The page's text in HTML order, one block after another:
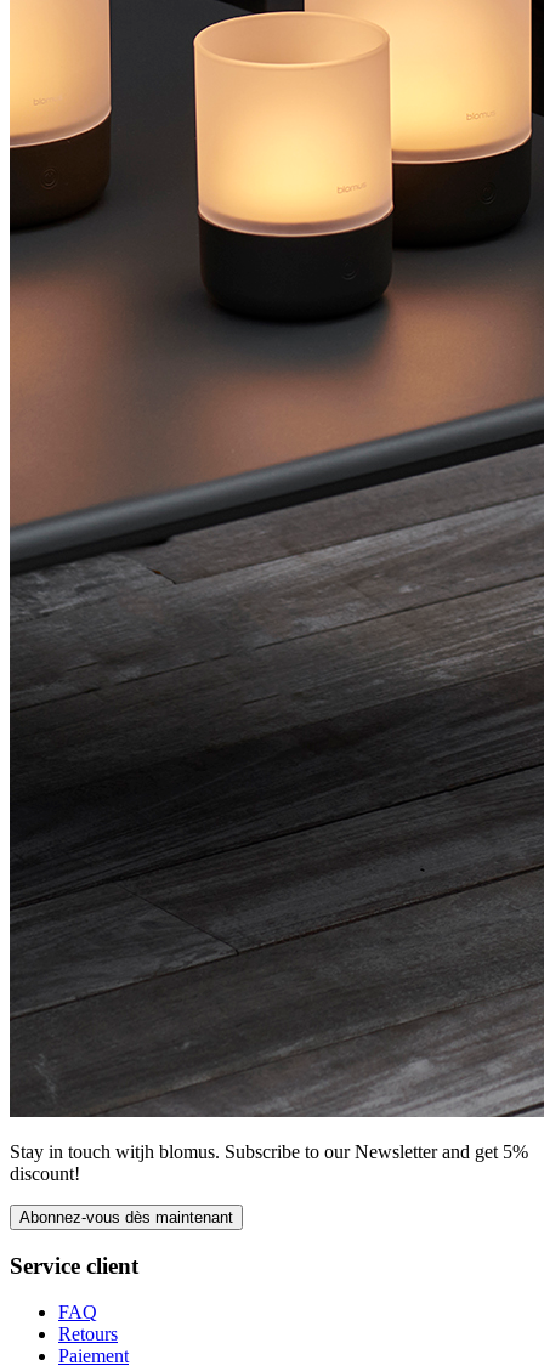
Stay in touch witjh blomus. Subscribe to our Newsletter and get 5%
discount!
Abonnez-vous dès maintenant
Service client
FAQ
Retours
Paiement